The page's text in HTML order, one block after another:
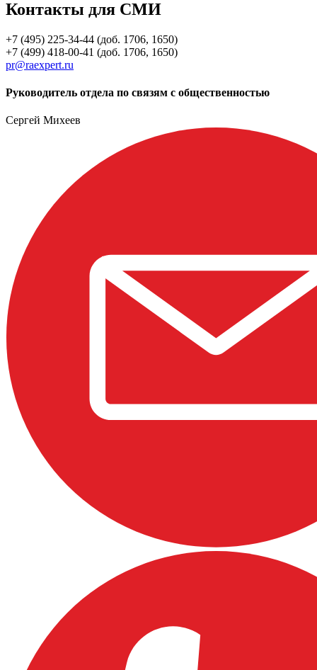
Контакты для СМИ
+7 (495) 225-34-44 (доб. 1706, 1650)
+7 (499) 418-00-41 (доб. 1706, 1650)
pr@raexpert.ru
Руководитель отдела по связям с общественностью
Сергей Михеев